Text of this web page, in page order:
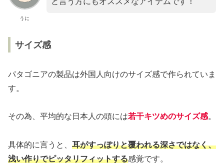
うに
サイズ感
パタゴニアの製品は外国人向けのサイズ感で作られていま
す。
その為、平均的な日本人の頭には若干キツめのサイズ感。
具体的に言うと、 耳がすっぽりと覆われる深さではなく、
浅い作りでピッタリフィットする感覚です。